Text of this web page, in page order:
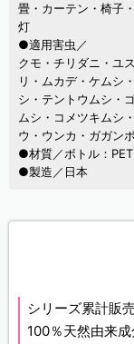
畳・カーテン・椅子
灯
●適用害虫／
クモ・チリダニ・ユ
リ・ムカデ・ケムシ
シ・テントウムシ・
ムシ・コメツキムシ
ウ・ウンカ・ガガン
●材質／ボトル：
●製造／日本
シリーズ累計販
100％天然由来